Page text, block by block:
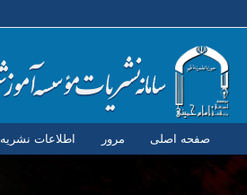
صفحه اصلی مرور اطلاعات نشریه